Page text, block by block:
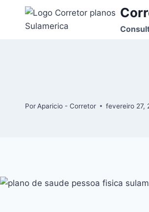
Por Aparicio - Corretor fevereiro 27,